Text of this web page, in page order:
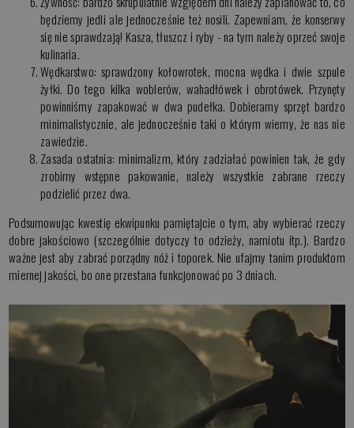
będziemy jedli ale jednocześnie też nosili. Zapewniam, że konserwy
się nie sprawdzają! Kasza, tłuszcz i ryby - na tym należy oprzeć swoje
kulinaria.
Wędkarstwo: sprawdzony kołowrotek, mocna wędka i dwie szpule
żyłki. Do tego kilka woblerów, wahadłówek i obrotówek. Przynęty
powinniśmy zapakować w dwa pudełka. Dobieramy sprzęt bardzo
minimalistycznie, ale jednocześnie taki o którym wiemy, że nas nie
zawiedzie.
Zasada ostatnia: minimalizm, który zadziałać powinien tak, że gdy
zrobimy wstępne pakowanie, należy wszystkie zabrane rzeczy
podzielić przez dwa.
Podsumowując kwestię ekwipunku pamiętajcie o tym, aby wybierać rzeczy
dobre jakościowo (szczególnie dotyczy to odzieży, namiotu itp.). Bardzo
ważne jest aby zabrać porządny nóż i toporek. Nie ufajmy tanim produktom
miernej jakości, bo one przestana funkcjonować po 3 dniach.